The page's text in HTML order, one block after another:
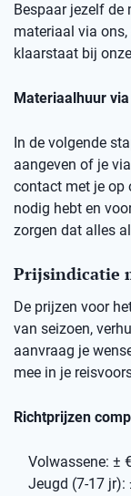
Bespaar jezelf de
materiaal via
klaarstaat bij
Materiaalhuur
In de volgende
aangeven of je
contact met je op
nodig hebt en
zorgen dat alles
Prijsindicatie
De prijzen voor
van seizoen,
aanvraag je
mee in je
Richtprijzen
Volwassene: ±
Jeugd (7-17 jr):